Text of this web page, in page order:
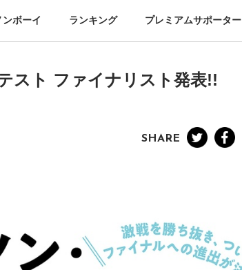
ンボーイ ランキング プレミアムサポーター
スト ファイナリスト発表!!
SHARE